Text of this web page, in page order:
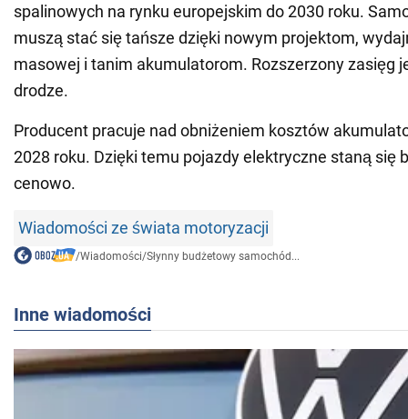
spalinowych na rynku europejskim do 2030 roku.
muszą stać się tańsze dzięki nowym projektom,
masowej i tanim akumulatorom. Rozszerzony zasięg
drodze.
Producent pracuje nad obniżeniem kosztów
2028 roku. Dzięki temu pojazdy elektryczne staną się
cenowo.
Wiadomości ze świata motoryzacji
/Wiadomości/Słynny budżetowy samochód...
Inne wiadomości